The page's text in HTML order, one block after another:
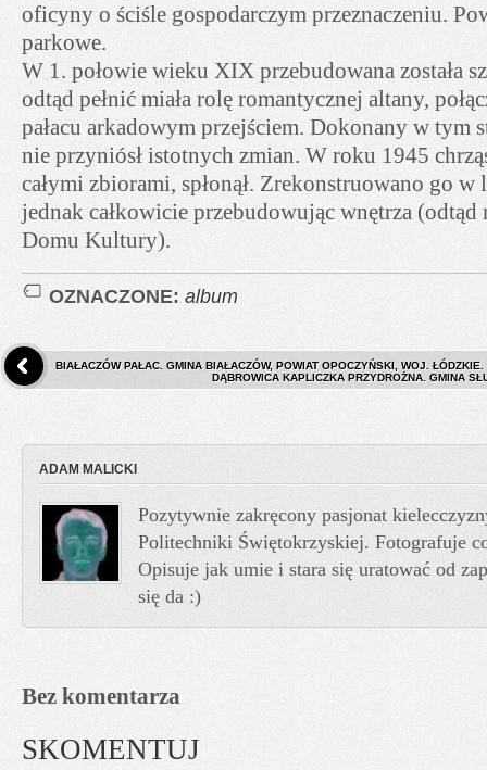
oficyny o ściśle gospodarczym przeznaczeniu.
parkowe.
W 1. połowie wieku XIX przebudowana została
odtąd pełnić miała rolę romantycznej altany,
pałacu arkadowym przejściem. Dokonany w tym
nie przyniósł istotnych zmian. W roku 1945
całymi zbiorami, spłonął. Zrekonstruowano go w
jednak całkowicie przebudowując wnętrza (odtąd
Domu Kultury).
OZNACZONE: album
BIAŁACZÓW PAŁAC. GMINA BIAŁACZÓW, POWIAT OPOCZYŃSKI, WOJ. ŁÓDZKIE.
DĄBROWICA KAPLICZKA PRZYDROŻNA. GMINA
ADAM MALICKI
Pozytywnie zakręcony pasjonat
Politechniki Świętokrzyskiej. Fotografuje
Opisuje jak umie i stara się uratować od
się da :)
Bez komentarza
SKOMENTUJ